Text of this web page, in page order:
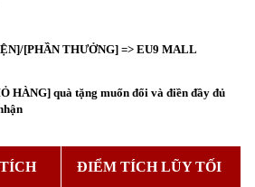
[PHẦN THƯỞNG] => EU9 MALL
HÀNG] quà tặng muốn đổi và điền đầy đủ
ĐIỂM TÍCH LŨY TỐI